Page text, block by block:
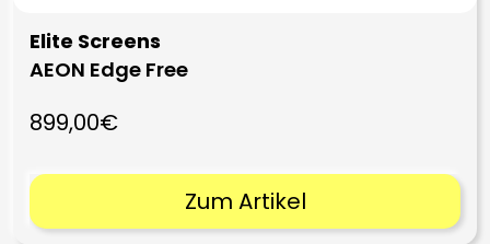
Elite Screens
AEON Edge Free
899,00€
Zum Artikel